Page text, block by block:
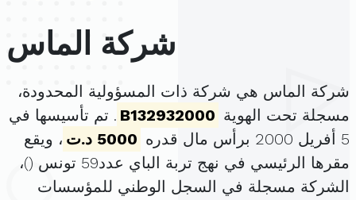
شركة الماس
شركة الماس هي شركة ذات المسؤولية المحدودة،
مسجلة تحت الهوية B132932000 . تم تأسيسها في
5 أفريل 2000 برأس مال قدره
5000 د.ت
، ويقع
مقرها الرئيسي في نهج تربة الباي عدد59 تونس (
)،
الشركة مسجلة في السجل الوطني للمؤسسات